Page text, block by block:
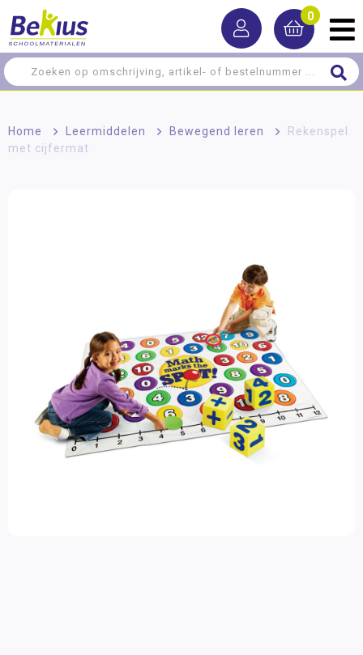
0
Home > Leermiddelen > Bewegend leren >
Rekenspel
met cijfermat